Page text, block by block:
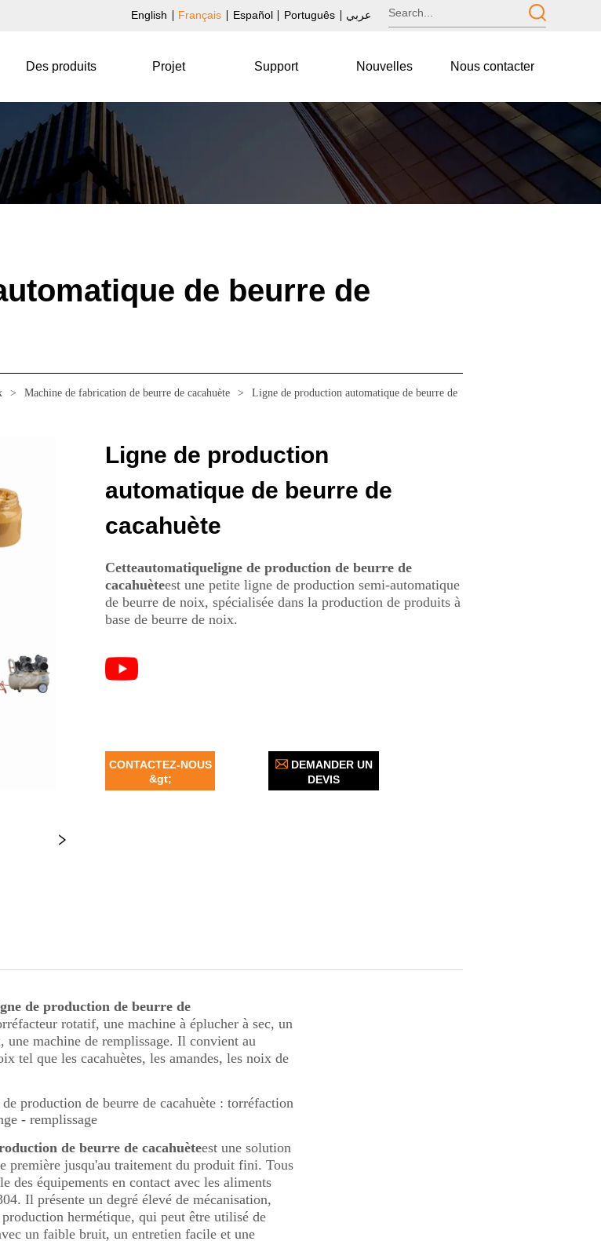
English Français Español Português عربي
Des produits Projet Support Nouvelles Nous contacter
de beurre de
> Machine de fabrication de beurre de cacahuète >
Ligne de production automatique de beurre de
Ligne de production
automatique de beurre de
cacahuète
CONTACTEZ-NOUS
&gt;
DEMANDER UN
DEVIS